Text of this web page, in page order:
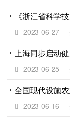
《浙江省科学
2023-06-27
上海同步启动
2023-06-25
全国现代设施
2023-06-16